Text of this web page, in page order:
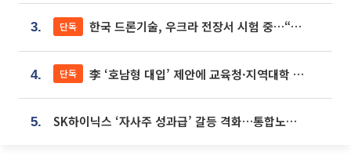
3. 단독 한국 드론기술, 우크라 전장서 시험 중…“스타트업 여러 곳 참여”
4. 단독 李 ‘호남형 대입’ 제안에 교육청·지역대학 서·논술형 입시 연계 '착수'
5. SK하이닉스 ‘자사주 성과급’ 갈등 격화…통합노조 출범 움직임